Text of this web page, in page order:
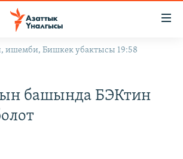
ишемби, Бишкек убактысы 19:58
башында БЭКтин